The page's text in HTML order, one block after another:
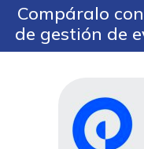
Compáralo
de gestión de